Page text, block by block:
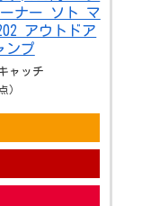
ーナー ソト マ
アウトドア
ンプ
ャッチ
）